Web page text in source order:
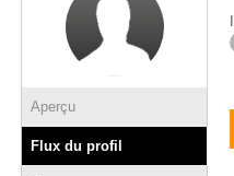
Aperçu
Flux du profil